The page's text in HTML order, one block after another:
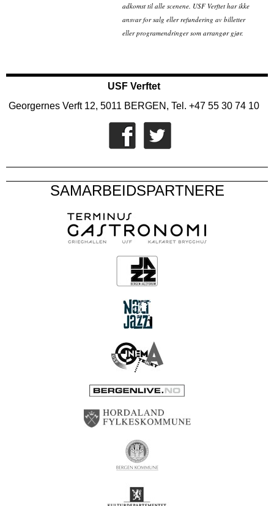
adkomst til alle scenene. USF Verftet har ikke
ansvar for salg eller refundering av billetter
eller programendringer som arrangør gjør.
USF Verftet
Georgernes Verft 12, 5011 BERGEN, Tel. +47 55 30 74 10
SAMARBEIDSPARTNERE